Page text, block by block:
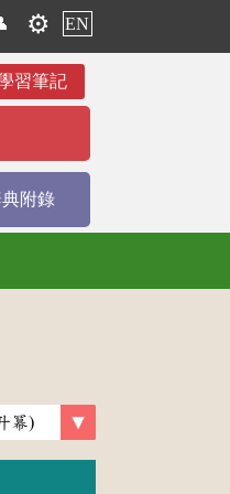
⚙️ EN
習筆記
附錄